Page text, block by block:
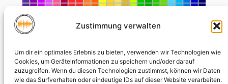
Zustimmung verwalten
Um dir ein optimales Erlebnis zu bieten, verwenden wir Technologien wie
Cookies, um Geräteinformationen zu speichern und/oder darauf
zuzugreifen. Wenn du diesen Technologien zustimmst, können wir Daten
wie das Surfverhalten oder eindeutige IDs auf dieser Website verarbeiten.
Gudrun Lischkewitz